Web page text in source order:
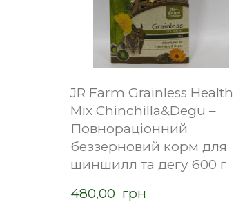
JR Farm Grainless Health
Mix Chinchilla&Degu –
Повнораціонний
беззерновий корм для
шиншилл та дегу 600 г
480,00  грн